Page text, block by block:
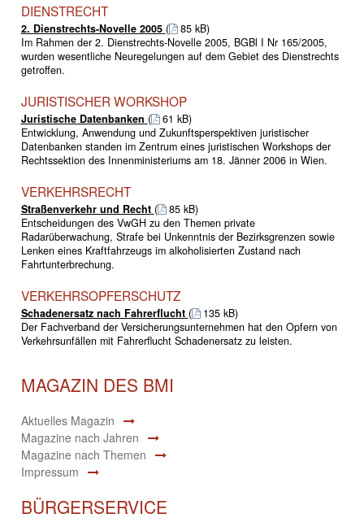
DIENSTRECHT
2. Dienstrechts-Novelle 2005 (
85 kB)
Im Rahmen der 2. Dienstrechts-Novelle 2005, BGBl I Nr 165/2005,
wurden wesentliche Neuregelungen auf dem Gebiet des Dienstrechts
getroffen.
JURISTISCHER WORKSHOP
Juristische Datenbanken (
61 kB)
Entwicklung, Anwendung und Zukunftsperspektiven juristischer
Datenbanken standen im Zentrum eines juristischen Workshops der
Rechtssektion des Innenministeriums am 18. Jänner 2006 in Wien.
VERKEHRSRECHT
Straßenverkehr und Recht (
85 kB)
Entscheidungen des VwGH zu den Themen private
Radarüberwachung, Strafe bei Unkenntnis der Bezirksgrenzen sowie
Lenken eines Kraftfahrzeugs im alkoholisierten Zustand nach
Fahrtunterbrechung.
VERKEHRSOPFERSCHUTZ
Schadenersatz nach Fahrerflucht (
135 kB)
Der Fachverband der Versicherungsunternehmen hat den Opfern von
Verkehrsunfällen mit Fahrerflucht Schadenersatz zu leisten.
MAGAZIN DES BMI
Aktuelles Magazin
Magazine nach Jahren
Magazine nach Themen
Impressum
BÜRGERSERVICE